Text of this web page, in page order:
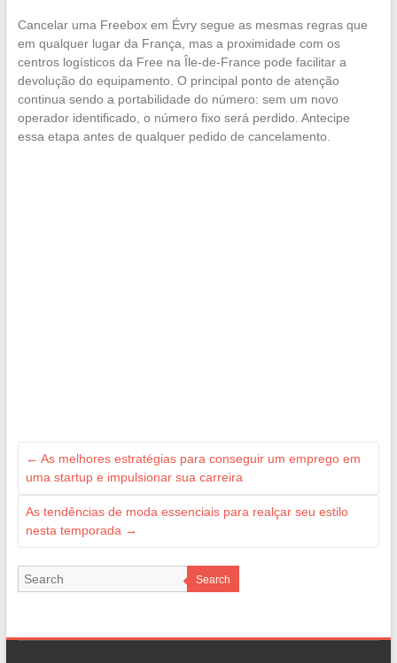
Cancelar uma Freebox em Évry segue as mesmas regras que
em qualquer lugar da França, mas a proximidade com os
centros logísticos da Free na Île-de-France pode facilitar a
devolução do equipamento. O principal ponto de atenção
continua sendo a portabilidade do número: sem um novo
operador identificado, o número fixo será perdido. Antecipe
essa etapa antes de qualquer pedido de cancelamento.
← As melhores estratégias para conseguir um emprego em
uma startup e impulsionar sua carreira
As tendências de moda essenciais para realçar seu estilo
nesta temporada →
Search